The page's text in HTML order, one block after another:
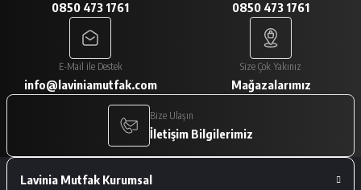
A... V... | 29/01/2026
Paketleme çok iyiydi. Ürünler tam
istediğimiz gibiydi.
A... V... | 29/01/2026
Deneyimini Paylaş
0850 473 1761 0850 473 1761
E-Mail ile Destek
info@laviniamutfak.com
Size Çok Yakınız
Mağazalarımız
Bize Ulaşın
İletişim Bilgilerimiz
Lavinia Mutfak Kurumsal